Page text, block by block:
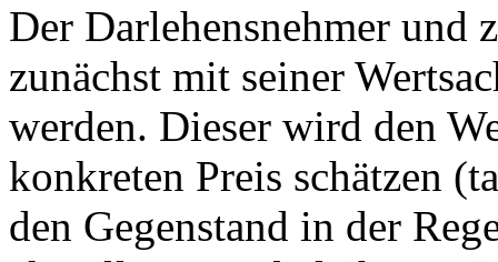
Der Darlehensnehmer und
zunächst mit seiner
werden. Dieser wird den
konkreten Preis schätzen
den Gegenstand in der